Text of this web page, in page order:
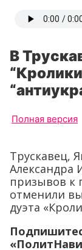
В
Полная версия
Трускавец,
Александра
призывов к
отменили
дуэта